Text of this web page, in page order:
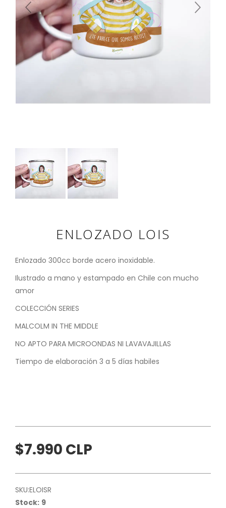
ENLOZADO LOIS
Enlozado 300cc borde acero inoxidable.
Ilustrado a mano y estampado en Chile con mucho
amor
COLECCIÓN SERIES
MALCOLM IN THE MIDDLE
NO APTO PARA MICROONDAS NI LAVAVAJILLAS
Tiempo de elaboración 3 a 5 días habiles
$7.990 CLP
SKU:ELOISR
Stock: 9